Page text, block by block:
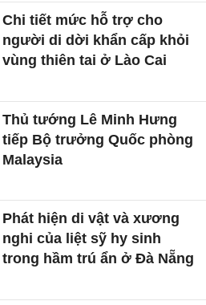
Chi tiết mức hỗ trợ cho
người di dời khẩn cấp khỏi
vùng thiên tai ở Lào Cai
Thủ tướng Lê Minh Hưng
tiếp Bộ trưởng Quốc phòng
Malaysia
Phát hiện di vật và xương
nghi của liệt sỹ hy sinh
trong hầm trú ẩn ở Đà Nẵng